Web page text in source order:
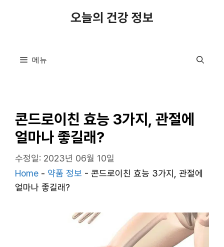
오늘의 건강 정보
메뉴
콘드로이친 효능 3가지, 관절에
얼마나 좋길래?
수정일: 2023년 06월 10일
Home - 약품 정보 - 콘드로이친 효능 3가지, 관절에
얼마나 좋길래?